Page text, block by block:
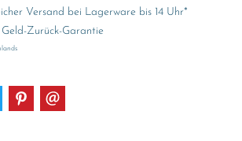
Versand bei Lagerware bis 14 Uhr*
Zurück-Garantie